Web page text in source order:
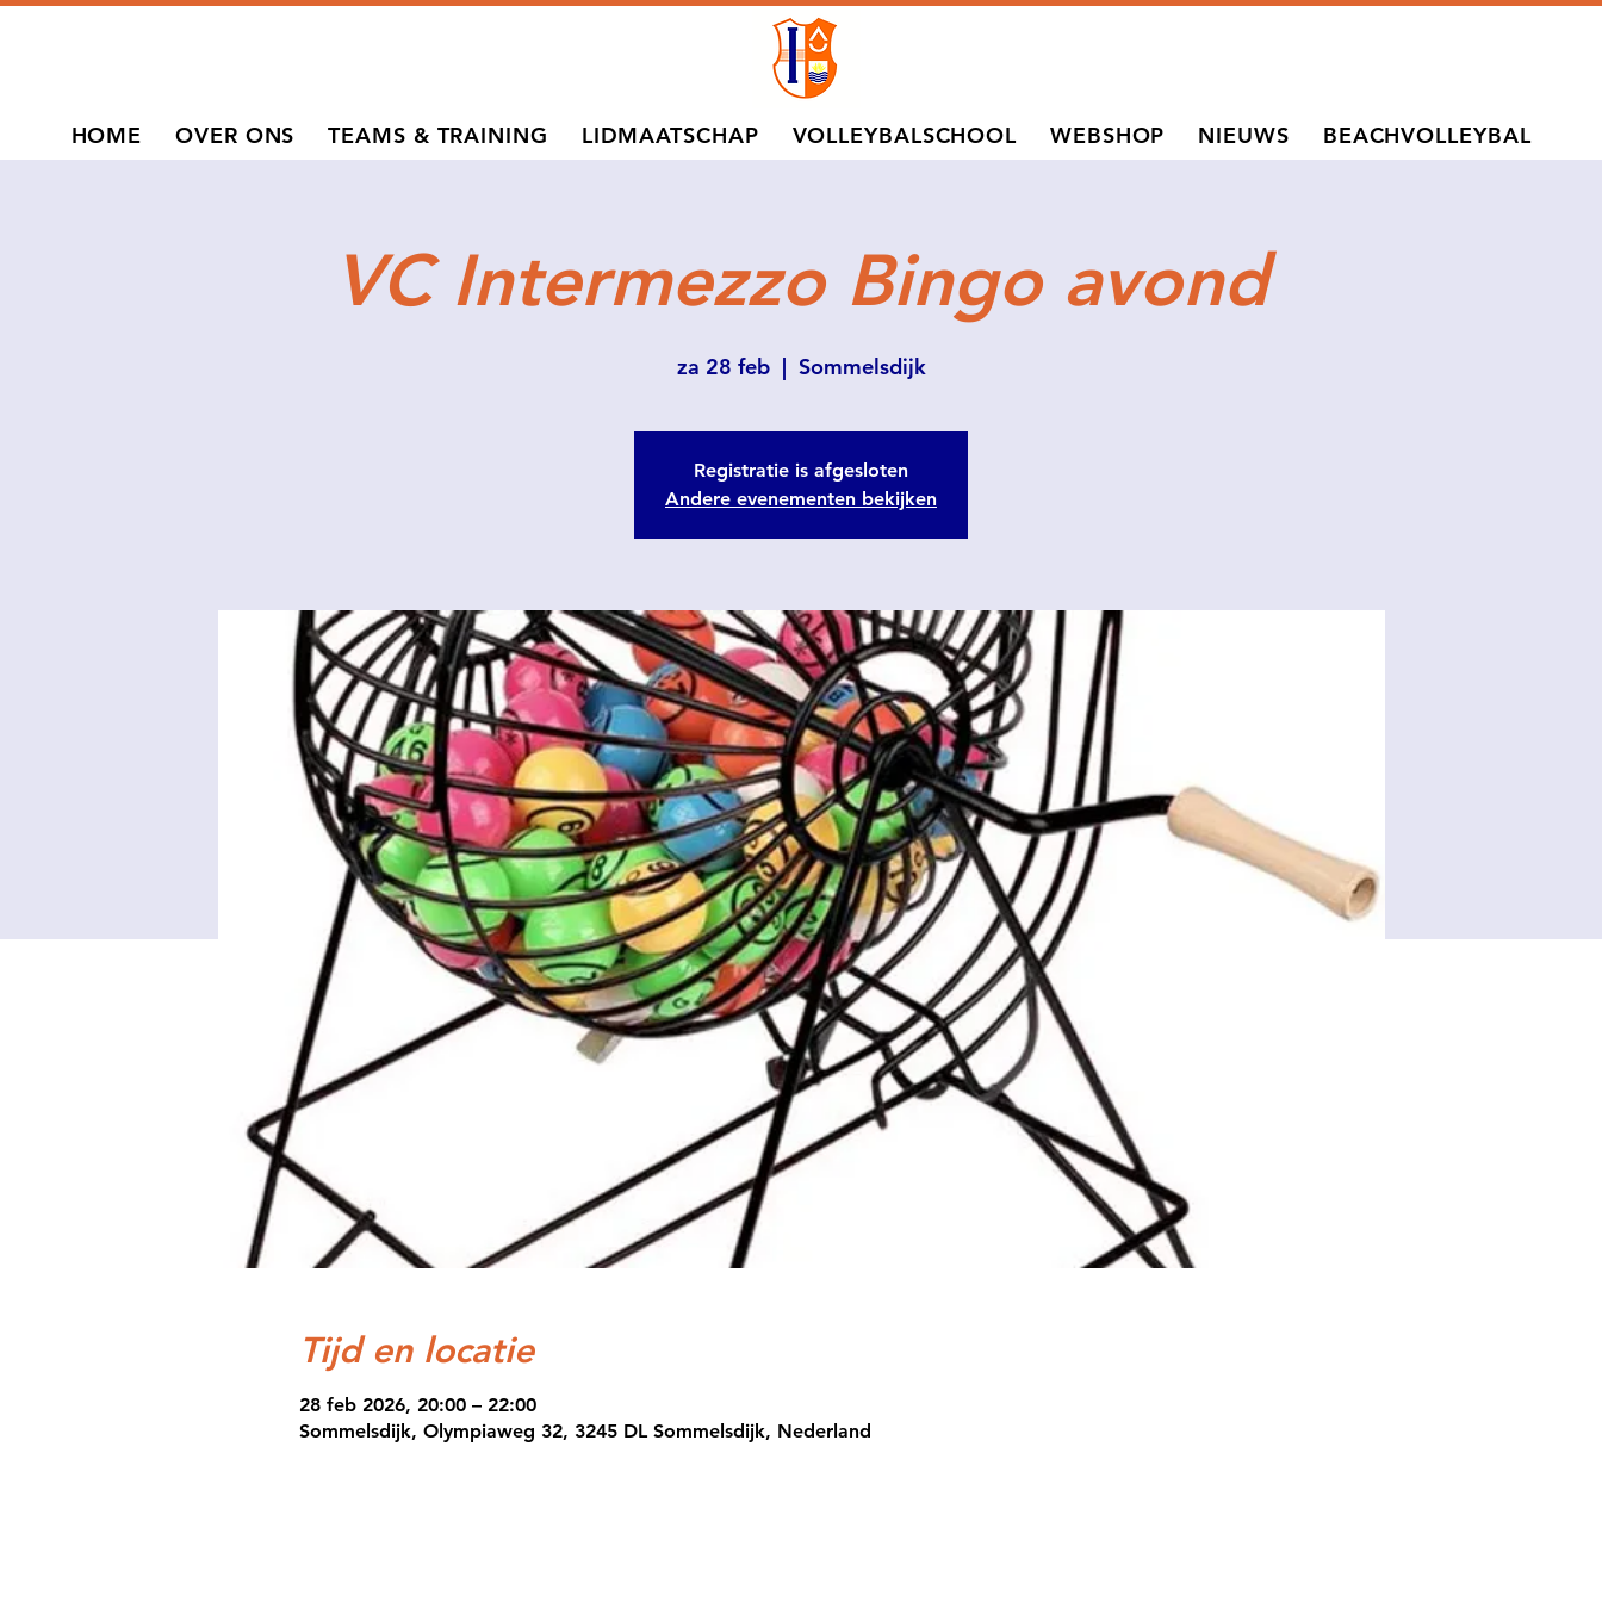
HOME OVER ONS TEAMS & TRAINING LIDMAATSCHAP VOLLEYBALSCHOOL WEBSHOP NIEUWS BEACHVOLLEYBAL
VC Intermezzo Bingo avond
za 28 feb
  |
Sommelsdijk
Registratie is afgesloten
Andere evenementen bekijken
Tijd en locatie
28 feb 2026, 20:00 – 22:00
Sommelsdijk, Olympiaweg 32, 3245 DL Sommelsdijk, Nederland